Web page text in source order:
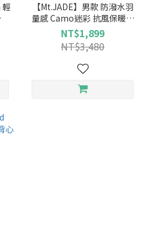
輕
【Mt.JADE】男款 防潑水羽
量感 Camo迷彩 抗風保暖連
帽外套 18A090019
NT$1,899
NT$3,480